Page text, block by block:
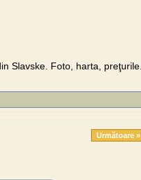
Slavske. Foto, harta, preţurile.
Următoare »